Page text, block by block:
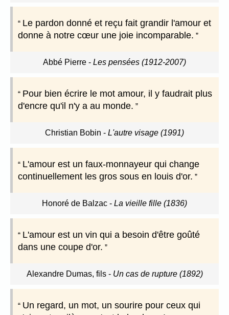
Le pardon donné et reçu fait grandir l'amour et
donne à notre cœur une joie incomparable.
Abbé Pierre - Les pensées (1912-2007)
Pour bien écrire le mot amour, il y faudrait plus
d'encre qu'il n'y a au monde.
Christian Bobin - L'autre visage (1991)
L'amour est un faux-monnayeur qui change
continuellement les gros sous en louis d'or.
Honoré de Balzac - La vieille fille (1836)
L'amour est un vin qui a besoin d'être goûté
dans une coupe d'or.
Alexandre Dumas, fils- Un cas de rupture (1892)
Un regard, un mot, un sourire pour ceux qui